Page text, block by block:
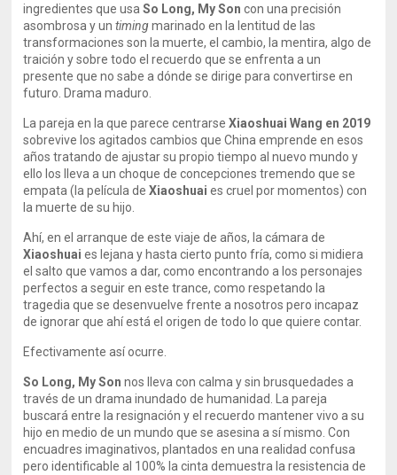
ingredientes que usaSo Long, My Son con una precisión
asombrosa y untimingmarinado en la lentitud de las
transformaciones son la muerte, el cambio, la mentira, algo de
traición y sobre todo el recuerdo que se enfrenta a un
presente que no sabe a dónde se dirige para convertirse en
futuro. Drama maduro.
La pareja en la que parece centrarseXiaoshuai Wang en 2019
sobrevive los agitados cambios que China emprende en esos
años tratando de ajustar su propio tiempo al nuevo mundo y
ello los lleva a un choque de concepciones tremendo que se
empata (la película deXiaoshuai es cruel por momentos) con
la muerte de su hijo.
Ahí, en el arranque de este viaje de años, la cámara de
Xiaoshuai es lejana y hasta cierto punto fría, como si midiera
el salto que vamos a dar, como encontrando a los personajes
perfectos a seguir en este trance, como respetando la
tragedia que se desenvuelve frente a nosotros pero incapaz
de ignorar que ahí está el origen de todo lo que quiere contar.
Efectivamente así ocurre.
So Long, My Son nos lleva con calma y sin brusquedades a
través de un drama inundado de humanidad. La pareja
buscará entre la resignación y el recuerdo mantener vivo a su
hijo en medio de un mundo que se asesina a sí mismo. Con
encuadres imaginativos, plantados en una realidad confusa
pero identificable al 100% la cinta demuestra la resistencia de